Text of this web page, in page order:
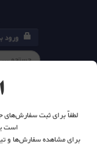
ورود
شما اینجا هستید:خانه
لطفاً برای ثبت سفارش‌های
است
برای مشاهده سفارش‌ها و